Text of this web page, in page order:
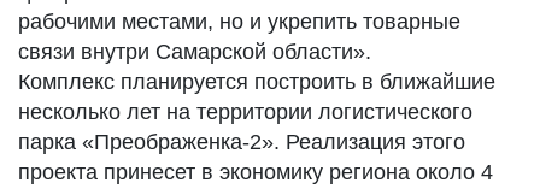
рабочими местами, но и укрепить товарные
связи внутри Самарской области».
Комплекс планируется построить в ближайшие
несколько лет на территории логистического
парка «Преображенка-2». Реализация этого
проекта принесет в экономику региона около 4